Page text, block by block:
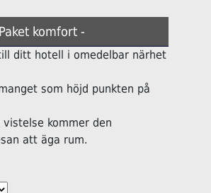
Paket komfort -
ditt hotell i omedelbar närhet
som höjd punkten på
kommer den
att äga rum.